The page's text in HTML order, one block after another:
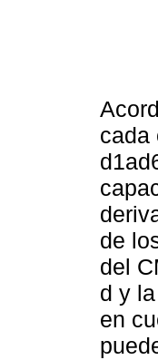
cada
de
del
d y
en